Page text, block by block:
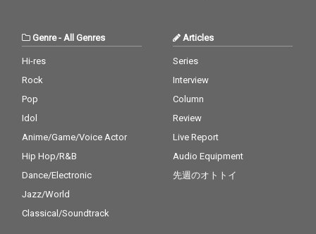
Genre- All Genres
Hi-res
Rock
Pop
Idol
Anime/Game/Voice Actor
Hip Hop/R&B
Dance/Electronic
Jazz/World
Classical/Soundtrack
Articles
Series
Interview
Column
Review
Live Report
Audio Equipment
先週のオトトイ